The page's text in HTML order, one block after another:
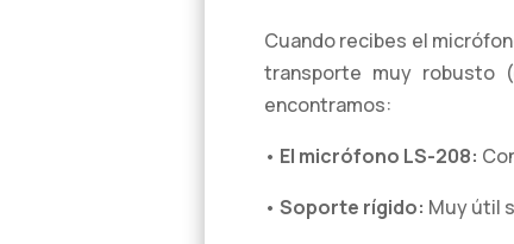
Cuando recibes el
transporte muy robusto
encontramos:
• El micrófono LS-208:
• Soporte rígido: Muy útil